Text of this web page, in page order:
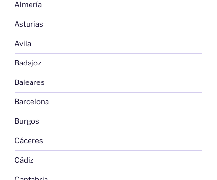
Almería
Asturias
Avila
Badajoz
Baleares
Barcelona
Burgos
Cáceres
Cádiz